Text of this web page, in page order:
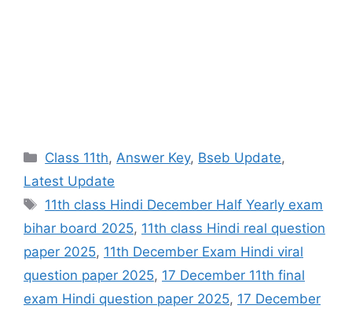
Categories
Class 11th,Answer Key, Bseb Update,
Latest Update
Tags
11th class Hindi December Half Yearly exam
bihar board 2025, 11th class Hindi real question
paper 2025, 11th December Exam Hindi viral
question paper 2025, 17 December 11th final
exam Hindi question paper 2025, 17 December